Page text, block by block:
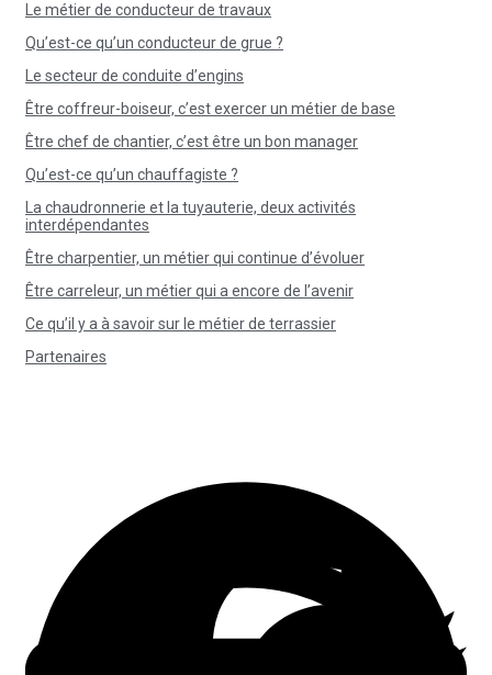
Le métier de conducteur de travaux
Qu’est-ce qu’un conducteur de grue ?
Le secteur de conduite d’engins
Être coffreur-boiseur, c’est exercer un métier de base
Être chef de chantier, c’est être un bon manager
Qu’est-ce qu’un chauffagiste ?
La chaudronnerie et la tuyauterie, deux activités
interdépendantes
Être charpentier, un métier qui continue d’évoluer
Être carreleur, un métier qui a encore de l’avenir
Ce qu’il y a à savoir sur le métier de terrassier
Partenaires